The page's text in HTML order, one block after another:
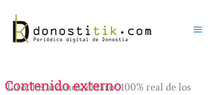
contenido
Contenido externo
Tarot los arcanos, el tarot 100% real de los